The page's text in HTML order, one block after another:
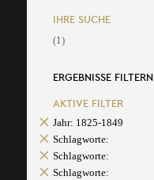
IHRE SUCHE
(1)
ERGEBNISSE FILTERN
AKTIVE FILTER
Jahr: 1825-1849
Schlagworte:
Schlagworte:
Schlagworte: